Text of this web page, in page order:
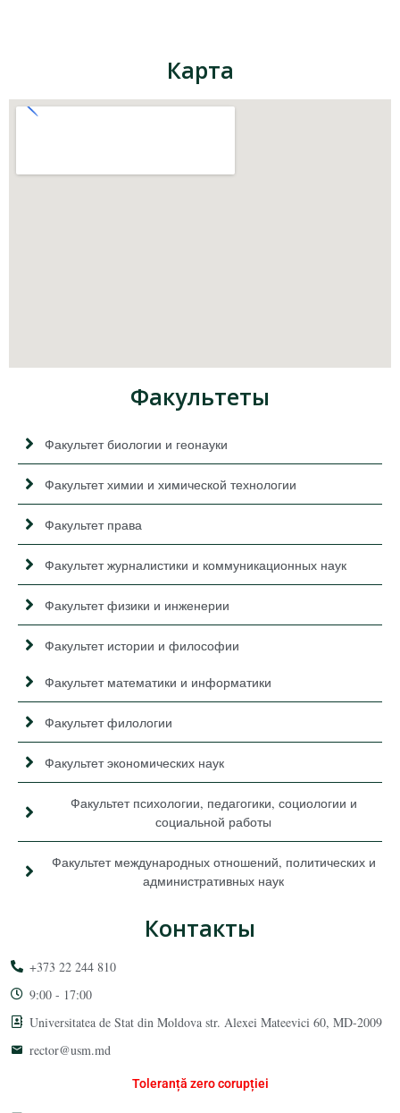
Карта
Факультеты
Факультет биологии и геонауки
Факультет химии и химической технологии
Факультет права
Факультет журналистики и коммуникационных наук
Факультет физики и инженерии
Факультет истории и философии
Факультет математики и информатики
Факультет филологии
Факультет экономических наук
Факультет психологии, педагогики, социологии и
социальной работы
Факультет международных отношений, политических и
административных наук
Контакты
+373 22 244 810
9:00 - 17:00
Universitatea de Stat din Moldova str. Alexei Mateevici 60, MD-2009
rector@usm.md
Toleranță zero corupției